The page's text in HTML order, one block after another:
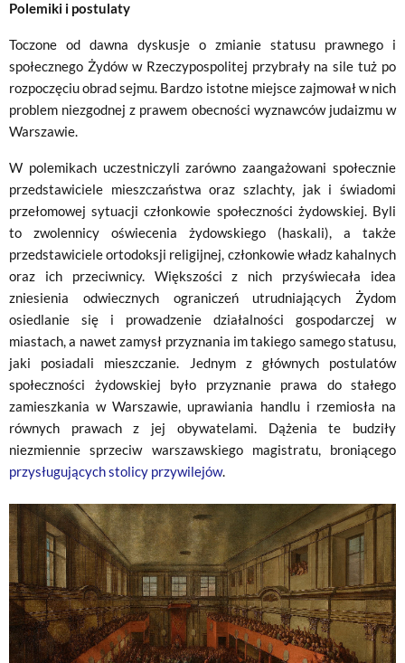
Polemiki i postulaty
Toczone od dawna dyskusje o zmianie statusu prawnego i
społecznego Żydów w Rzeczypospolitej przybrały na sile tuż po
rozpoczęciu obrad sejmu. Bardzo istotne miejsce zajmował w nich
problem niezgodnej z prawem obecności wyznawców judaizmu w
Warszawie.
W polemikach uczestniczyli zarówno zaangażowani społecznie
przedstawiciele mieszczaństwa oraz szlachty, jak i świadomi
przełomowej sytuacji członkowie społeczności żydowskiej. Byli
to zwolennicy oświecenia żydowskiego (haskali), a także
przedstawiciele ortodoksji religijnej, członkowie władz kahalnych
oraz ich przeciwnicy. Większości z nich przyświecała idea
zniesienia odwiecznych ograniczeń utrudniających Żydom
osiedlanie się i prowadzenie działalności gospodarczej w
miastach, a nawet zamysł przyznania im takiego samego statusu,
jaki posiadali mieszczanie. Jednym z głównych postulatów
społeczności żydowskiej było przyznanie prawa do stałego
zamieszkania w Warszawie, uprawiania handlu i rzemiosła na
równych prawach z jej obywatelami. Dążenia te budziły
niezmiennie sprzeciw warszawskiego magistratu, broniącego
przysługujących stolicy przywilejów.